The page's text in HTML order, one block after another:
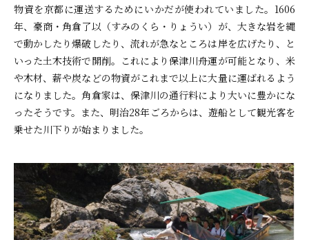
物資を京都に運送するためにいかだが使われていました。1606
年、豪商・角倉了以（すみのくら・りょうい）が、大きな岩を縄
で動かしたり爆破したり、流れが急なところは岸を広げたり、と
いった土木技術で開削。これにより保津川舟運が可能となり、米
や木材、薪や炭などの物資がこれまで以上に大量に運ばれるよう
になりました。角倉家は、保津川の通行料により大いに豊かにな
ったそうです。また、明治28年ごろからは、遊船として観光客を
乗せた川下りが始まりました。